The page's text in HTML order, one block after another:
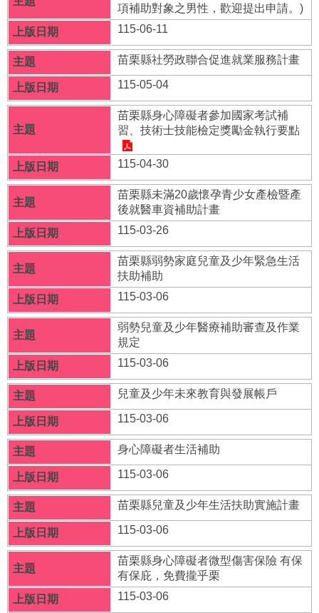
欄
便
民
服
務
會
利
導
覽
網
站
連
結
性
別
平
等
專
區
身
心
障
礙
者
權
利
公
約
(CRPD)
專
區
公
益
項補助對象之男性，歡迎提出申請。)
115-06-11
苗栗縣社勞政聯合促進就業服務計畫
115-05-04
苗栗縣身心障礙者參加國家考試補
習、技術士技能檢定獎勵金執行要點
115-04-30
苗栗縣未滿20歲懷孕青少女產檢暨產
後就醫車資補助計畫
115-03-26
苗栗縣弱勢家庭兒童及少年緊急生活
扶助補助
115-03-06
弱勢兒童及少年醫療補助審查及作業
規定
115-03-06
兒童及少年未來教育與發展帳戶
115-03-06
身心障礙者生活補助
115-03-06
苗栗縣兒童及少年生活扶助實施計畫
115-03-06
苗栗縣身心障礙者微型傷害保險 有保
有保庇，免費攏乎栗
115-03-06